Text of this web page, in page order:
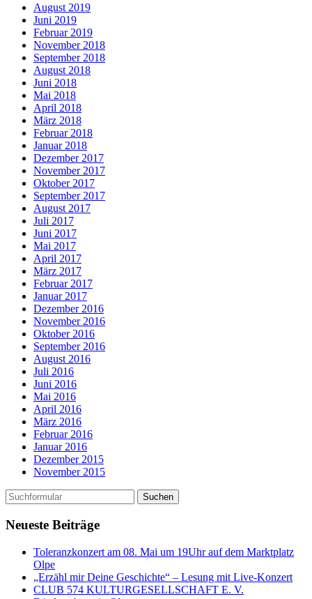
August 2019
Juni 2019
Februar 2019
November 2018
September 2018
August 2018
Juni 2018
Mai 2018
April 2018
März 2018
Februar 2018
Januar 2018
Dezember 2017
November 2017
Oktober 2017
September 2017
August 2017
Juli 2017
Juni 2017
Mai 2017
April 2017
März 2017
Februar 2017
Januar 2017
Dezember 2016
November 2016
Oktober 2016
September 2016
August 2016
Juli 2016
Juni 2016
Mai 2016
April 2016
März 2016
Februar 2016
Januar 2016
Dezember 2015
November 2015
Neueste Beiträge
Toleranzkonzert am 08. Mai um 19Uhr auf dem Marktplatz
Olpe
„Erzähl mir Deine Geschichte“ – Lesung mit Live-Konzert
CLUB 574 KULTURGESELLSCHAFT E. V.